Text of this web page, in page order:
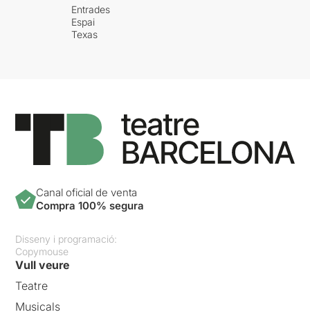
Entrades
Espai
Texas
Canal oficial de venta
Compra 100% segura
Disseny i programació:
Copymouse
Vull veure
Teatre
Musicals